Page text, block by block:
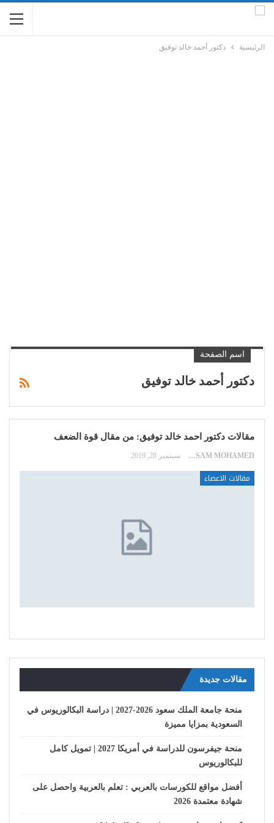
الرئيسية دكتور أحمد خالد توفيق
اسم الصفحة
دكتور أحمد خالد توفيق
مقالات دكتور احمد خالد توفيق: من مقال قوة الضعف
HOSSAM MOHAMED سبتمبر 28, 2019
مقالات الاعضاء
مقالات جديدة
منحة جامعة الملك سعود 2026-2027 | دراسة البكالوريوس في
السعودية بمزايا مميزة
منحة جيفرسون للدراسة في أمريكا 2027 | تمويل كامل
للبكالوريوس
أفضل مواقع للكورسات بالعربي : تعلم بالعربية واحصل على
شهادة معتمدة 2026